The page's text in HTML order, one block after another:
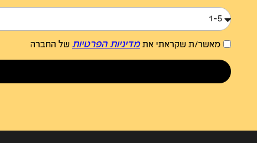
מאשר/ת שקראתי אתמדיניות הפרטיות של החברה